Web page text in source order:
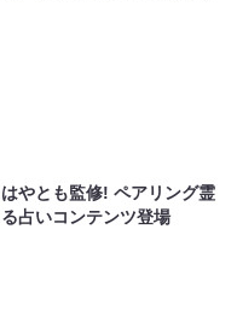
やとも監修! ペアリング霊
占いコンテンツ登場